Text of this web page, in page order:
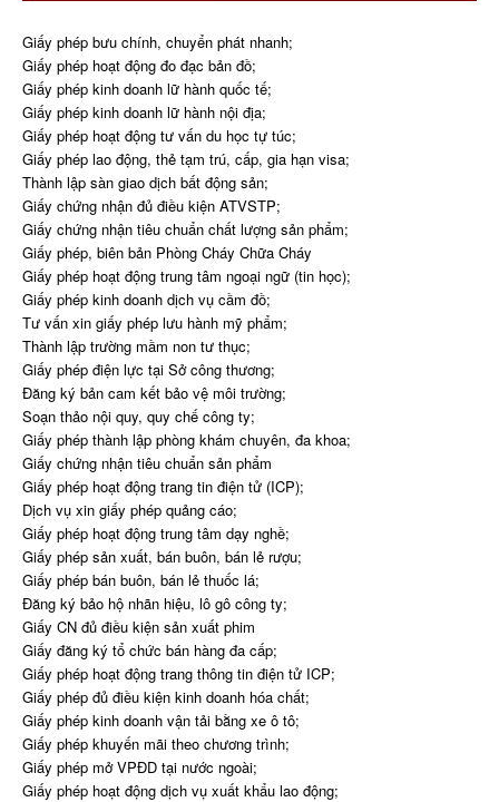
Giấy phép bưu chính, chuyển phát nhanh;
Giấy phép hoạt động đo đạc bản đồ;
Giấy phép kinh doanh lữ hành quốc tế;
Giấy phép kinh doanh lữ hành nội địa;
Giấy phép hoạt động tư vấn du học tự túc;
Giấy phép lao động, thẻ tạm trú, cấp, gia hạn visa;
Thành lập sàn giao dịch bất động sản;
Giấy chứng nhận đủ điều kiện ATVSTP;
Giấy chứng nhận tiêu chuẩn chất lượng sản phẩm;
Giấy phép, biên bản Phòng Cháy Chữa Cháy
Giấy phép hoạt động trung tâm ngoại ngữ (tin học);
Giấy phép kinh doanh dịch vụ cầm đồ;
Tư vấn xin giấy phép lưu hành mỹ phẩm;
Thành lập trường mầm non tư thục;
Giấy phép điện lực tại Sở công thương;
Đăng ký bản cam kết bảo vệ môi trường;
Soạn thảo nội quy, quy chế công ty;
Giấy phép thành lập phòng khám chuyên, đa khoa;
Giấy chứng nhận tiêu chuẩn sản phẩm
Giấy phép hoạt động trang tin điện tử (ICP);
Dịch vụ xin giấy phép quảng cáo;
Giấy phép hoạt động trung tâm dạy nghề;
Giấy phép sản xuất, bán buôn, bán lẻ rượu;
Giấy phép bán buôn, bán lẻ thuốc lá;
Đăng ký bảo hộ nhãn hiệu, lô gô công ty;
Giấy CN đủ điều kiện sản xuất phim
Giấy đăng ký tổ chức bán hàng đa cấp;
Giấy phép hoạt động trang thông tin điện tử ICP;
Giấy phép đủ điều kiện kinh doanh hóa chất;
Giấy phép kinh doanh vận tải bằng xe ô tô;
Giấy phép khuyến mãi theo chương trình;
Giấy phép mở VPĐD tại nước ngoài;
Giấy phép hoạt động dịch vụ xuất khẩu lao động;